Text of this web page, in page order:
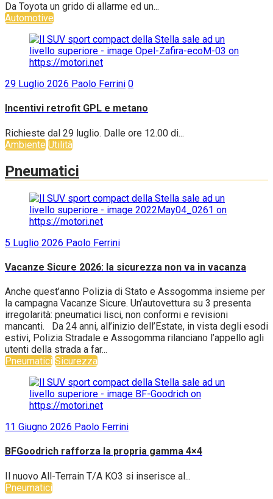
Da Toyota un grido di allarme ed un...
Automotive
29 Luglio 2026 Paolo Ferrini 0
Incentivi retrofit GPL e metano
Richieste dal 29 luglio. Dalle ore 12.00 di...
Ambiente Utilità
Pneumatici
5 Luglio 2026 Paolo Ferrini
Vacanze Sicure 2026: la sicurezza non va in vacanza
Anche quest’anno Polizia di Stato e Assogomma insieme per
la campagna Vacanze Sicure. Un’autovettura su 3 presenta
irregolarità: pneumatici lisci, non conformi e revisioni
mancanti. Da 24 anni, all’inizio dell’Estate, in vista degli esodi
estivi, Polizia Stradale e Assogomma rilanciano l’appello agli
utenti della strada a far...
Pneumatici Sicurezza
11 Giugno 2026 Paolo Ferrini
BFGoodrich rafforza la propria gamma 4×4
Il nuovo All-Terrain T/A KO3 si inserisce al...
Pneumatici